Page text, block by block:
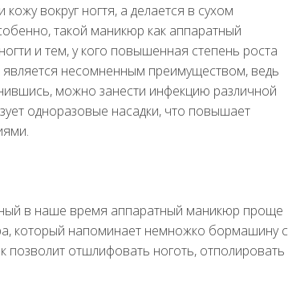
вокруг ногтя, а делается в сухом
такой маникюр как аппаратный
и тем, у кого повышенная степень роста
является несомненным преимуществом, ведь
можно занести инфекцию различной
одноразовые насадки, что повышает
в наше время аппаратный маникюр проще
который напоминает немножко бормашину с
отшлифовать ноготь, отполировать